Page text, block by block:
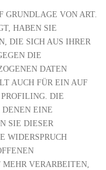
GRUNDLAGE VON ART.
HABEN SIE
DIE SICH AUS IHRER
DIE
DATEN
AUCH FÜR EIN AUF
DIE
DENEN EINE
SIE DIESER
WIDERSPRUCH
VERARBEITEN,